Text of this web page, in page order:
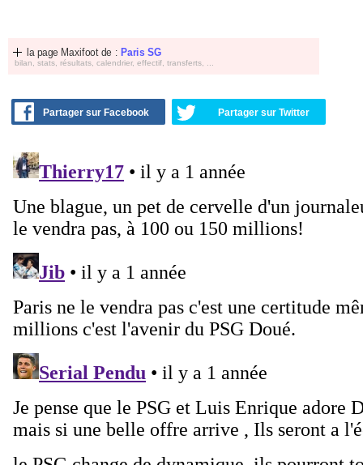
la page Maxifoot de : Paris SG
bilan, stats, résultats, calendrier, effectif, transferts, ...
Partager sur Facebook Partager sur Twitter